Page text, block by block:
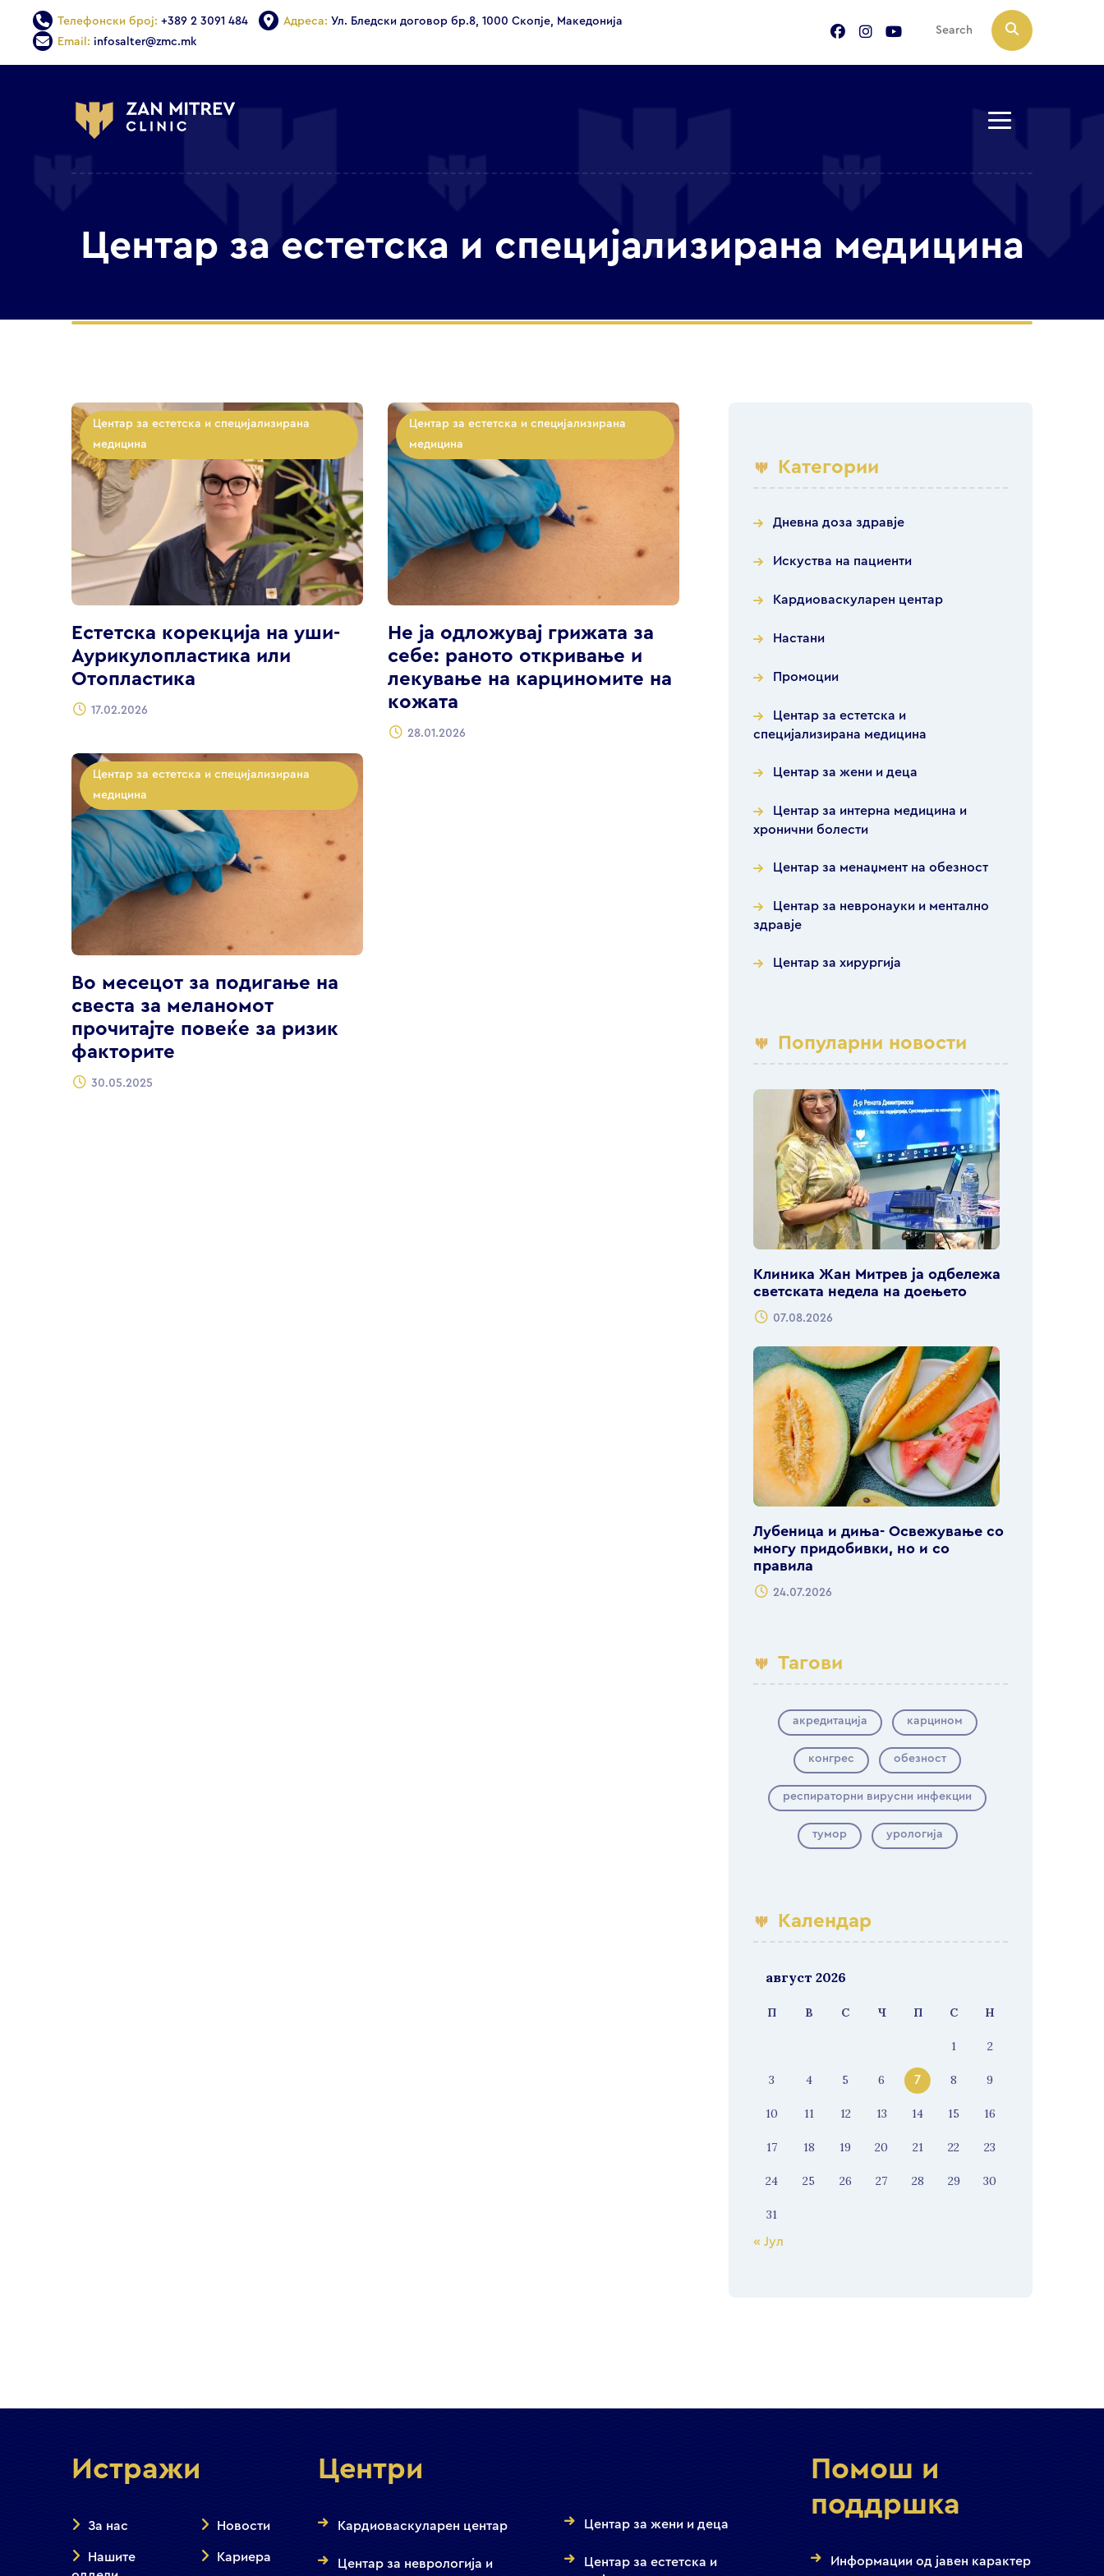
Телефонски број: +389 2 3091 484 Адреса: Ул. Бледски договор бр.8, 1000 Скопје, Македонија
Email: infosalter@zmc.mk
Центар за естетска и специјализирана медицина
Центар за естетска и специјализирана
медицина
Естетска корекција на уши-
Аурикулопластика или
Отопластика
17.02.2026
Центар за естетска и специјализирана
медицина
Не ја одложувај грижата за
себе: раното откривање и
лекување на карциномите на
кожата
28.01.2026
Центар за естетска и специјализирана
медицина
Во месецот за подигање на
свеста за меланомот
прочитајте повеќе за ризик
факторите
30.05.2025
Категории
Дневна доза здравје
Искуства на пациенти
Кардиоваскуларен центар
Настани
Промоции
Центар за естетска и
специјализирана медицина
Центар за жени и деца
Центар за интерна медицина и
хронични болести
Центар за менаџмент на обезност
Центар за невронауки и ментално
здравје
Центар за хирургија
Популарни новости
Клиника Жан Митрев ја одбележа
светската недела на доењето
07.08.2026
Лубеница и диња- Освежување со
многу придобивки, но и со
правила
24.07.2026
Тагови
акредитација карцином
конгрес обезност
респираторни вирусни инфекции
тумор урологија
Календар
август 2026
П В С Ч П С Н
1 2
3 4 5 6 7 8 9
10 11 12 13 14 15 16
17 18 19 20 21 22 23
24 25 26 27 28 29 30
31
« Јул
Истражи
За нас
Нашите
Новости
Кариера
Центри
Кардиоваскуларен центар
Центар за неврологија и
Центар за жени и деца
Центар за естетска и
Помош и
поддршка
Информации од јавен карактер